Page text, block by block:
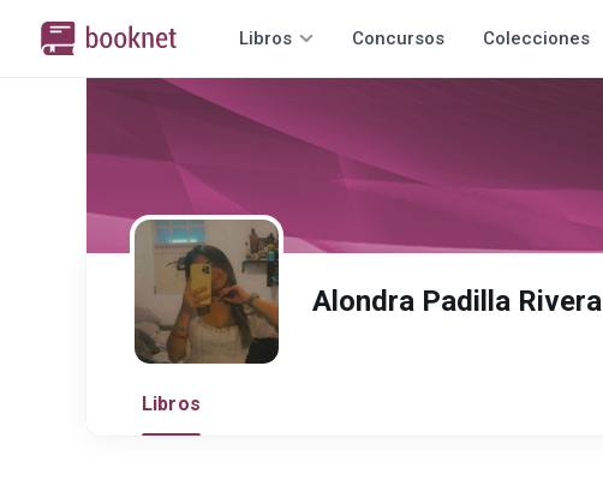
Libros Concursos Colecciones
Alondra Padilla Rivera
Libros